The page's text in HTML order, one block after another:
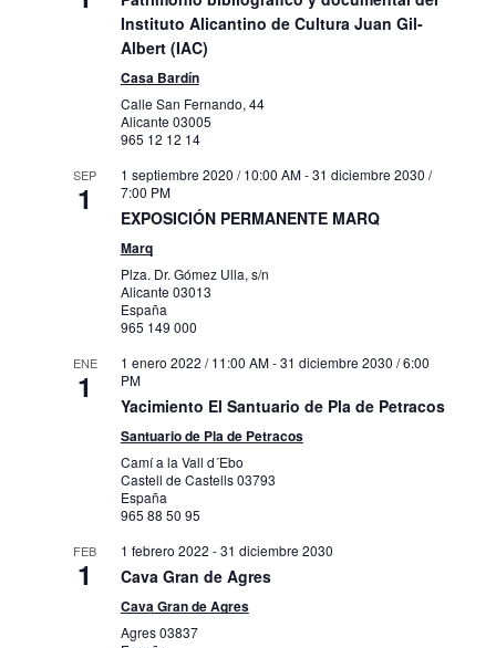
Muboma Carrer Alcassares, Alcoy
13
Exposición Permanente. El siglo XIX. La
colección a la luz
31 marzo 2022 / 10:00 AM
2030 / 8:00 PM
NOV
13
9 marzo 2023 / 8:00 AM-28 enero 2024 /
5:00 PM
Marq
NOV
13 PREMIO AZORÍN DE NOVELA 2024
7 agosto 2023
Alicante
NOV
13
‘Miguel Abad Miró. Dibujos de la
colección Ricardo Fuente’
8 agosto 2023 / 10:00 AM
2024 / 8:00 PM
NOV
13
Becas MARQ 2024
17 octubre 2023 / 8:00 AM
2023 / 5:00 PM
Instituto Alicantino de Cultura Juan Gil-
Albert (IAC)
Casa Bardín
Calle San Fernando, 44
Alicante 03005
965 12 12 14
SEP
1
1 septiembre 2020 / 10:00 AM-31 diciembre 2030 /
7:00 PM
EXPOSICIÓN PERMANENTE MARQ
Marq
Plza. Dr. Gómez Ulla, s/n
Alicante 03013
España
965 149 000
ENE
1
1 enero 2022 / 11:00 AM-31 diciembre 2030 / 6:00
PM
Yacimiento El Santuario de Pla de Petracos
Santuario de Pla de Petracos
Camí a la Vall d´Ebo
Castell de Castells03793
España
965 88 50 95
FEB
1
1 febrero 2022 -31 diciembre 2030
Cava Gran de Agres
Cava Gran de Agres
Agres03837